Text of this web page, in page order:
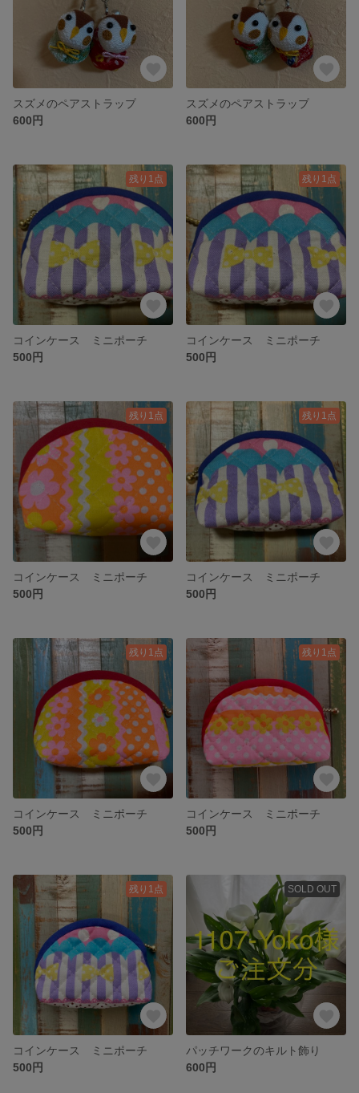
スズメのペアストラップ
600円
スズメのペアストラップ
600円
残り1点
コインケース ミニポーチ
500円
残り1点
コインケース ミニポーチ
500円
残り1点
コインケース ミニポーチ
500円
残り1点
コインケース ミニポーチ
500円
残り1点
コインケース ミニポーチ
500円
残り1点
コインケース ミニポーチ
500円
残り1点
コインケース ミニポーチ
500円
SOLD OUT
パッチワークのキルト飾り
600円